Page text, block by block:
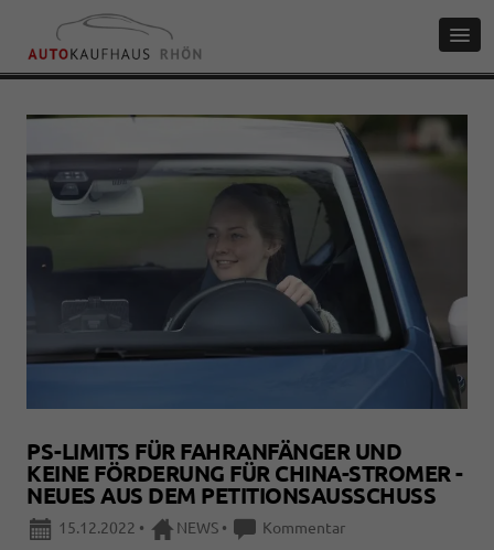
PS-LIMITS FÜR FAHRANFÄNGER UND
KEINE FÖRDERUNG FÜR CHINA-STROMER -
NEUES AUS DEM PETITIONSAUSSCHUSS
15.12.2022 • NEWS •
Kommentar